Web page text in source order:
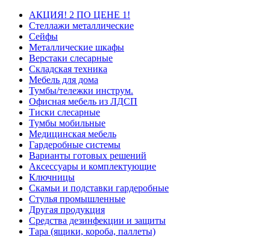
АКЦИЯ! 2 ПО ЦЕНЕ 1!
Стеллажи металлические
Сейфы
Металлические шкафы
Верстаки слесарные
Складская техника
Мебель для дома
Тумбы/тележки инструм.
Офисная мебель из ЛДСП
Тиски слесарные
Тумбы мобильные
Медицинская мебель
Гардеробные системы
Варианты готовых решений
Аксессуары и комплектующие
Ключницы
Скамьи и подставки гардеробные
Стулья промышленные
Другая продукция
Средства дезинфекции и защиты
Тара (ящики, короба, паллеты)